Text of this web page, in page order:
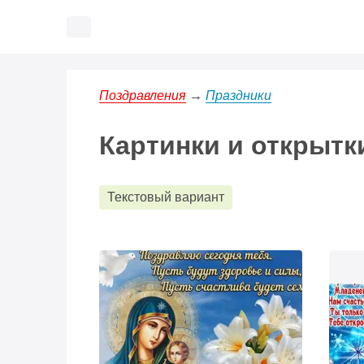
Поздравления → Праздники
Картинки и
Текстовый вариант